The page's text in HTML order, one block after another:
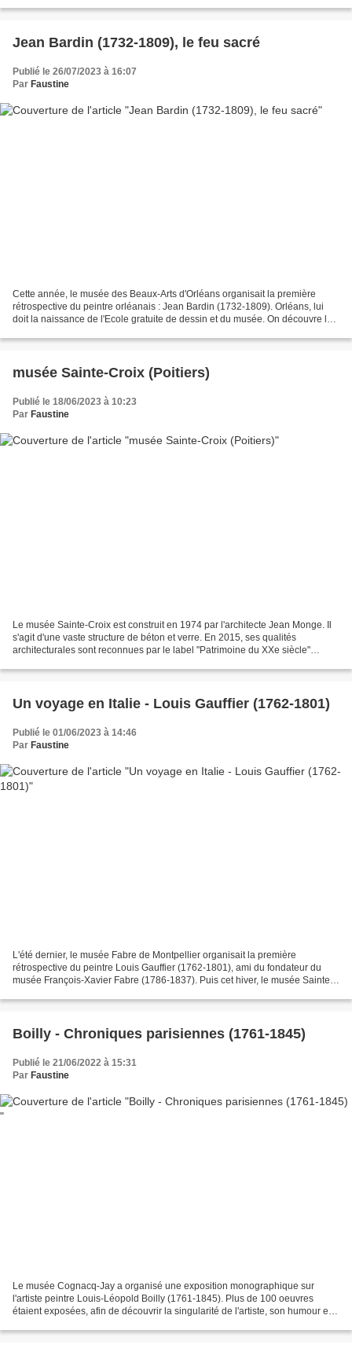
Jean Bardin (1732-1809), le feu sacré
Publié le 26/07/2023 à 16:07
Par Faustine
Cette année, le musée des Beaux-Arts d'Orléans organisait la première
rétrospective du peintre orléanais : Jean Bardin (1732-1809). Orléans, lui
doit la naissance de l'Ecole gratuite de dessin et du musée. On découvre la
musée Sainte-Croix (Poitiers)
Publié le 18/06/2023 à 10:23
Par Faustine
Le musée Sainte-Croix est construit en 1974 par l'architecte Jean Monge. Il
s'agit d'une vaste structure de béton et verre. En 2015, ses qualités
architecturales sont reconnues par le label "Patrimoine du XXe siècle"
Un voyage en Italie - Louis Gauffier (1762-1801)
Publié le 01/06/2023 à 14:46
Par Faustine
L'été dernier, le musée Fabre de Montpellier organisait la première
rétrospective du peintre Louis Gauffier (1762-1801), ami du fondateur du
musée François-Xavier Fabre (1786-1837). Puis cet hiver, le musée Sainte-
Boilly - Chroniques parisiennes (1761-1845)
Publié le 21/06/2022 à 15:31
Par Faustine
Le musée Cognacq-Jay a organisé une exposition monographique sur
l'artiste peintre Louis-Léopold Boilly (1761-1845). Plus de 100 oeuvres
étaient exposées, afin de découvrir la singularité de l'artiste, son humour et